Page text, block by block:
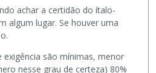
achar a certidão do ítalo-
algum lugar. Se houver uma
exigência são mínimas, menor
nesse grau de certeza) 80%